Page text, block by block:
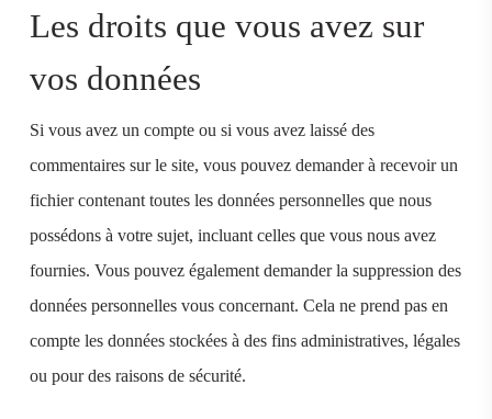
Les droits que vous avez sur
vos données
Si vous avez un compte ou si vous avez laissé des
commentaires sur le site, vous pouvez demander à recevoir un
fichier contenant toutes les données personnelles que nous
possédons à votre sujet, incluant celles que vous nous avez
fournies. Vous pouvez également demander la suppression des
données personnelles vous concernant. Cela ne prend pas en
compte les données stockées à des fins administratives, légales
ou pour des raisons de sécurité.